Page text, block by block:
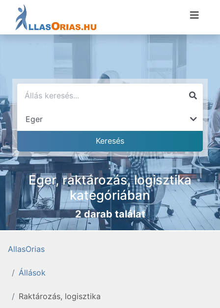
Eger, raktározás, logisztika
kategóriában
2 darab találat
AllasOrias
Állások
Raktározás, logisztika